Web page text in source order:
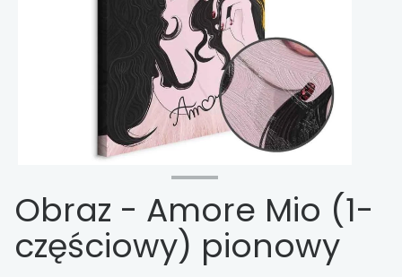
Obraz - Amore Mio (1-
częściowy) pionowy